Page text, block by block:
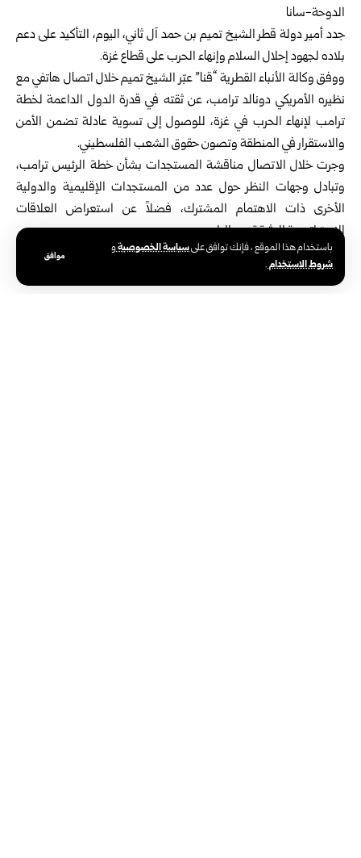
باستخدام هذا الموقع ، فإنك توافق علىسياسة الخصوصيةو
شروط الاستخدام.
موافق
الدوحة-سانا
جدد أمير دولة قطر الشيخ تميم بن حمد آل ثاني، اليوم، التأكيد على دعم
بلاده لجهود إحلال السلام وإنهاء الحرب على قطاع غزة.
ووفق وكالة الأنباء القطرية “قنا” عبّر الشيخ تميم خلال اتصال هاتفي مع
نظيره الأمريكي دونالد ترامب، عن ثقته في قدرة الدول الداعمة لخطة
ترامب لإنهاء الحرب في غزة، للوصول إلى تسوية عادلة تضمن الأمن
والاستقرار في المنطقة وتصون حقوق الشعب الفلسطيني.
وجرت خلال الاتصال مناقشة المستجدات بشأن خطة الرئيس ترامب،
وتبادل وجهات النظر حول عدد من المستجدات الإقليمية والدولية
الأخرى ذات الاهتمام المشترك، فضلاً عن استعراض العلاقات
الإستراتيجية الوثيقة بين البلدين.
وكان الرئيس الأمريكي كشف قبل أيام عن خطته لإنهاء الحرب الإسرائيلية
في قطاع غزة وإحلال السلام في المنطقة.